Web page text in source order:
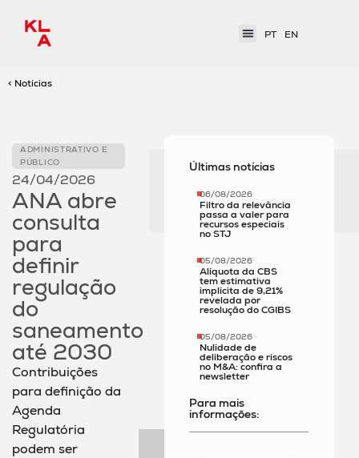
PT EN
< Notícias
ADMINISTRATIVO E
PÚBLICO
24/04/2026
ANA abre
consulta
para
definir
regulação
do
saneamento
até 2030
Contribuições
para definição da
Agenda
Regulatória
podem ser
Últimas notícias
06/08/2026
Filtro da relevância
passa a valer para
recursos especiais
no STJ
05/08/2026
Alíquota da CBS
tem estimativa
implícita de 9,21%
revelada por
resolução do CGIBS
05/08/2026
Nulidade de
deliberação e riscos
no M&A: confira a
newsletter
Para mais
informações: